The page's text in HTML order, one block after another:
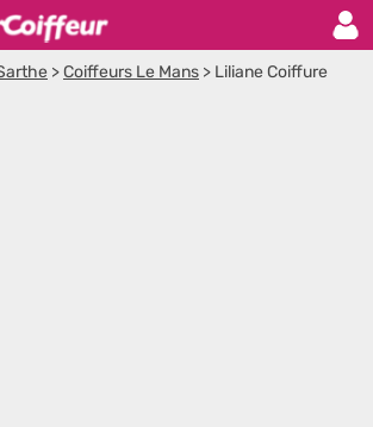
>Coiffeurs Le Mans > Liliane Coiffure